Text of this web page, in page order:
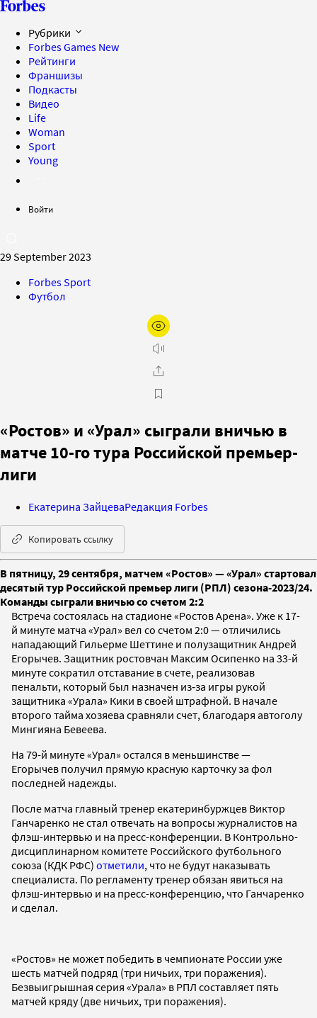
Рубрики
Forbes Games New
Рейтинги
Франшизы
Подкасты
Видео
Life
Woman
Sport
Young
Войти
29 September 2023
Forbes Sport
Футбол
«Ростов» и «Урал» сыграли вничью в
матче 10-го тура Российской премьер-
лиги
Екатерина ЗайцеваРедакция Forbes
Копировать ссылку
В пятницу, 29 сентября, матчем «Ростов» — «Урал» стартовал
десятый тур Российской премьер лиги (РПЛ) сезона-2023/24.
Команды сыграли вничью со счетом 2:2
Встреча состоялась на стадионе «Ростов Арена». Уже к 17-
й минуте матча «Урал» вел со счетом 2:0 — отличились
нападающий Гильерме Шеттине и полузащитник Андрей
Егорычев. Защитник ростовчан Максим Осипенко на 33-й
минуте сократил отставание в счете, реализовав
пенальти, который был назначен из‑за игры рукой
защитника «Урала» Кики в своей штрафной. В начале
второго тайма хозяева сравняли счет, благодаря автоголу
Мингияна Бевеева.
На 79-й минуте «Урал» остался в меньшинстве —
Егорычев получил прямую красную карточку за фол
последней надежды.
После матча главный тренер екатеринбуржцев Виктор
Ганчаренко не стал отвечать на вопросы журналистов на
флэш-интервью и на пресс-конференции. В Контрольно-
дисциплинарном комитете Российского футбольного
союза (КДК РФС) отметили, что не будут наказывать
специалиста. По регламенту тренер обязан явиться на
флэш-интервью и на пресс-конференцию, что Ганчаренко
и сделал.
«Ростов» не может победить в чемпионате России уже
шесть матчей подряд (три ничьих, три поражения).
Безвыигрышная серия «Урала» в РПЛ составляет пять
матчей кряду (две ничьих, три поражения).